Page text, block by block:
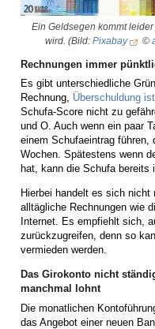
Ein Geldsegen kommt
wird. (Bild: Pixabay ©
Rechnungen immer
Es gibt unterschiedliche
Rechnung, Überschuldung
Schufa-Score nicht zu
und O. Auch wenn ein paar
einem Schufaeintrag führen,
Wochen. Spätestens wenn
hat, kann die Schufa bereits
Hierbei handelt es sich nicht
alltägliche Rechnungen wie
Internet. Es empfiehlt sich,
zurückzugreifen, denn so
vermieden werden.
Das Girokonto nicht
manchmal lohnt
Die monatlichen
das Angebot einer neuen